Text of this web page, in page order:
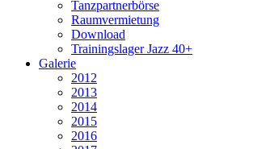
Tanzpartnerbörse
Raumvermietung
Download
Trainingslager Jazz 40+
Galerie
2012
2013
2014
2015
2016